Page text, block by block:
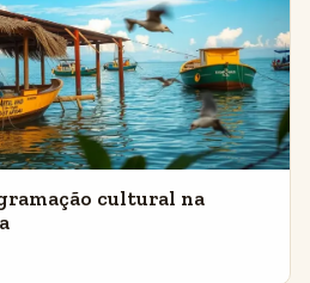
cultural na